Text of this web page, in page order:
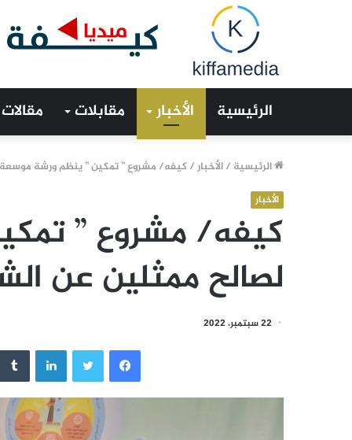
الرئيسية الأخبار مقابلات مقالات
الرئيسية /الأخبار/كيفه/ مشروع ” تمكين ” ينظم ورشة موسعة
الأخبار
كيفه/ مشروع ”
لصالح ممثلين عن
22 سبتمبر، 2022
فيسبوك لينكدإن